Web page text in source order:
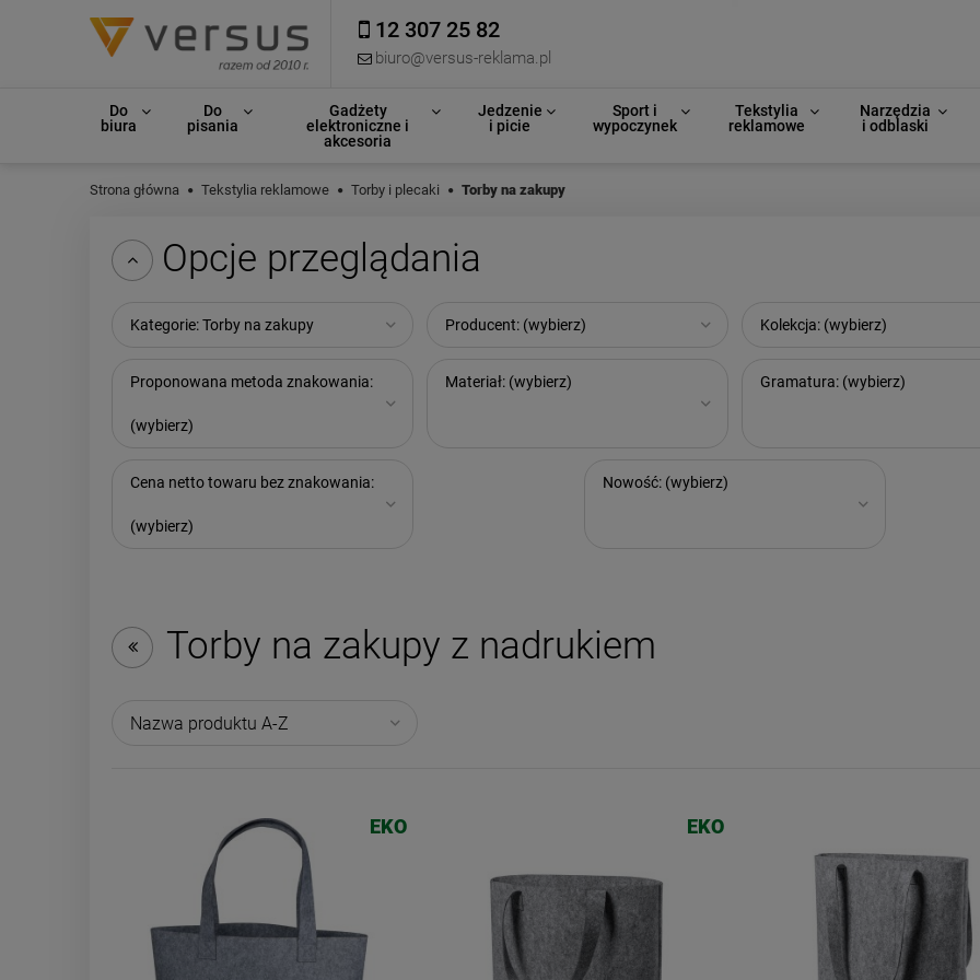
12 307 25 82
biuro@versus-reklama.pl
Do
biura
Do
pisania
Gadżety
elektroniczne i
akcesoria
Jedzenie
i picie
Sport i
wypoczynek
Tekstylia
reklamowe
Narzędzia
i odblaski
Strona główna Tekstylia reklamowe Torby i plecaki Torby na zakupy
Opcje przeglądania
Kategorie: Torby na zakupy Producent: (wybierz) Kolekcja: (wybierz)
Proponowana metoda znakowania:
(wybierz)
Materiał: (wybierz) Gramatura: (wybierz)
Cena netto towaru bez znakowania:
(wybierz)
Nowość: (wybierz)
Torby na zakupy z nadrukiem
Nazwa produktu A-Z
EKO EKO